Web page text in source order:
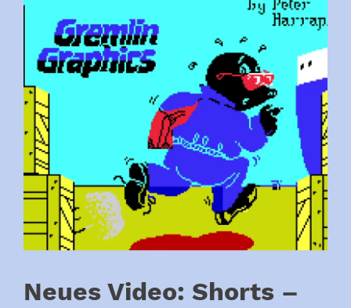
Neues Video: Shorts –